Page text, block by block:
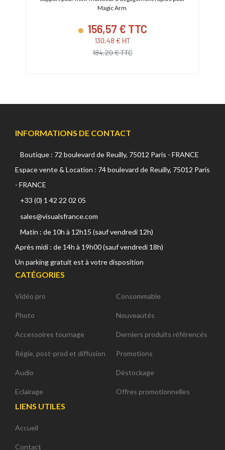
Magic Arm
156,57 € TTC
130,48 € HT
184,20 € TTC
INFORMATIONS DE CONTACT
Boutique : 72 boulevard de Reuilly, 75012 Paris - FRANCE
Espace vente & Location : 74 boulevard de Reuilly, 75012 Paris
- FRANCE
+33 (0) 1 42 22 02 05
sales@visualsfrance.com
Matin : de 10h à 12h15 (sauf vendredi 12h)
Après midi : de 14h à 19h00 (sauf vendredi 18h)
Un parking gratuit est à votre disposition
CATÉGORIES
Vidéo pro
Photo
Accessoires tournage
Régie, post-prod et diffusion
Audio
Eclairage
Consommable
Nouveautés
Derniers produits référencés
Promotions
Déstockage
Offres promotionnelles
LIENS UTILES
Accueil
Contact